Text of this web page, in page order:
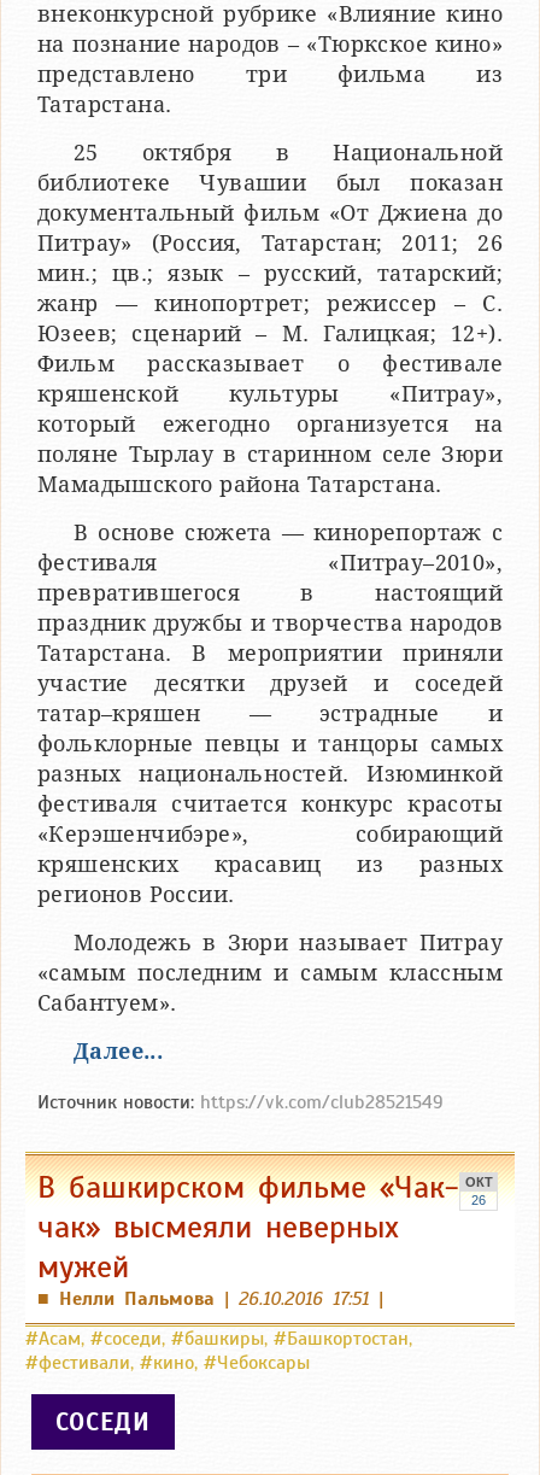
внеконкурсной рубрике «Влияние кино
на познание народов – «Тюркское кино»
представлено три фильма из
Татарстана.
25 октября в Национальной
библиотеке Чувашии был показан
документальный фильм «От Джиена до
Питрау» (Россия, Татарстан; 2011; 26
мин.; цв.; язык – русский, татарский;
жанр — кинопортрет; режиссер – С.
Юзеев; сценарий – М. Галицкая; 12+).
Фильм рассказывает о фестивале
кряшенской культуры «Питрау»,
который ежегодно организуется на
поляне Тырлау в старинном селе Зюри
Мамадышского района Татарстана.
В основе сюжета — кинорепортаж с
фестиваля «Питрау–2010»,
превратившегося в настоящий
праздник дружбы и творчества народов
Татарстана. В мероприятии приняли
участие десятки друзей и соседей
татар–кряшен — эстрадные и
фольклорные певцы и танцоры самых
разных национальностей. Изюминкой
фестиваля считается конкурс красоты
«Керэшенчибэре», собирающий
кряшенских красавиц из разных
регионов России.
Молодежь в Зюри называет Питрау
«самым последним и самым классным
Сабантуем».
Далее...
Источник новости: https://vk.com/club28521549
ОКТ
26
В башкирском фильме «Чак-
чак» высмеяли неверных
мужей
■ Нелли Пальмова | 26.10.2016 17:51 |
#Асам, #соседи, #башкиры, #Башкортостан,
#фестивали, #кино, #Чебоксары
СОСЕДИ